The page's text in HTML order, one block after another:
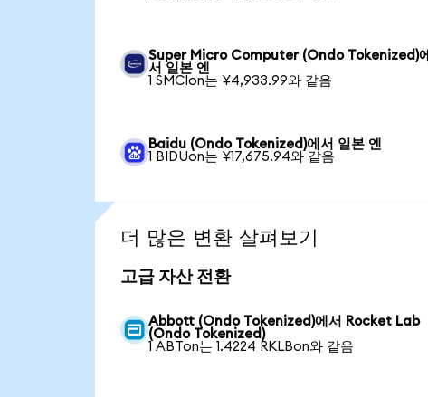
Super Micro Computer (Ondo Tokenized)에
서 일본 엔
1 SMCIon는 ¥4,933.99와 같음
Baidu (Ondo Tokenized)에서 일본 엔
1 BIDUon는 ¥17,675.94와 같음
더 많은 변환 살펴보기
고급 자산 전환
Abbott (Ondo Tokenized)에서 Rocket Lab
(Ondo Tokenized)
1 ABTon는 1.4224 RKLBon와 같음